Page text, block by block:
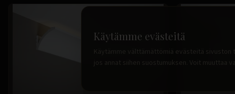
Käytämme evästeitä
Käytämme välttämättömiä evästeitä
jos annat siihen suostumuksen. Voit muuttaa